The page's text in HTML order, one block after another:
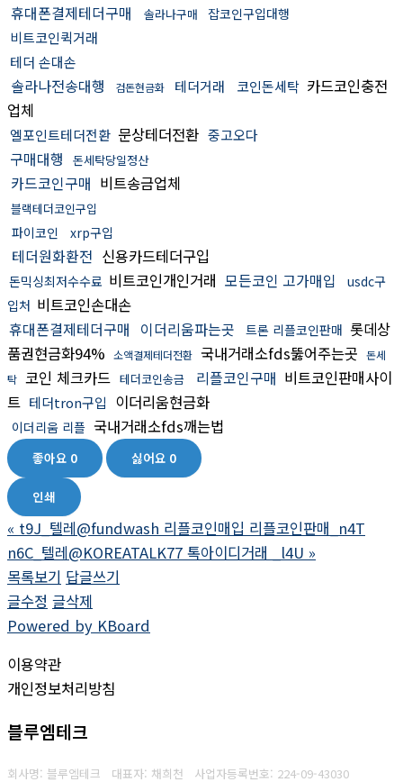
휴대폰결제테더구매 솔라나구매 잡코인구입대행
비트코인퀵거래
테더 손대손
솔라나전송대행 검돈현금화 테더거래 코인돈세탁 카드코인충전
업체
엘포인트테더전환 문상테더전환 중고오다
구매대행 돈세탁당일정산
카드코인구매 비트송금업체
블랙테더코인구입
파이코인 xrp구입
테더원화환전 신용카드테더구입
돈믹싱최저수수료 비트코인개인거래 모든코인 고가매입
usdc구
입처 비트코인손대손
휴대폰결제테더구매 이더리움파는곳 트론 리플코인판매 롯데상
품권현금화94% 소액결제테더전환 국내거래소fds뚫어주는곳 돈세
탁 코인 체크카드 테더코인송금 리플코인구매 비트코인판매사이
트 테더tron구입 이더리움현금화
이더리움 리플 국내거래소fds깨는법
좋아요 0 싫어요 0
인쇄
« t9J_텔레@fundwash 리플코인매입 리플코인판매_n4T
n6C_텔레@KOREATALK77 톡아이디거래 _l4U »
목록보기 답글쓰기
글수정 글삭제
Powered by KBoard
이용약관
개인정보처리방침
블루엠테크
회사명: 블루엠테크 대표자: 채희천 사업자등록번호: 224-09-43030